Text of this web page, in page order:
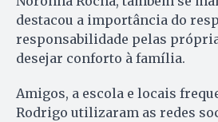
destacou a importância do
responsabilidade pelas
desejar conforto à família.
Amigos, a escola e locais
Rodrigo utilizaram as redes